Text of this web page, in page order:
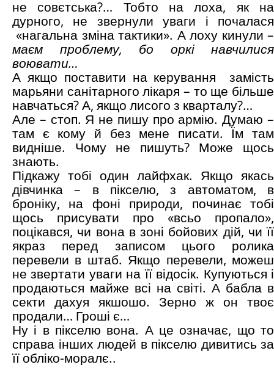
не совєтська?… Тобто на лоха, як на
дурного, не звернули уваги і почалася
«нагальна зміна тактики». А лоху кинули –
маєм проблему, бо оркі навчилися
воювати…
А якщо поставити на керування
замість
марьяни санітарного лікаря – то ще більше
навчаться? А, якщо лисого з кварталу?…
Але – стоп. Я не пишу про армію. Думаю –
там є кому й без мене писати. Їм там
видніше. Чому не пишуть? Може щось
знають.
Підкажу тобі один лайфхак. Якщо якась
дівчинка – в пікселю, з автоматом, в
броніку, на фоні природи, починає тобі
щось присувати про «всьо пропало»,
поцікався, чи вона в зоні бойових дій, чи її
якраз перед записом цього ролика
перевели в штаб. Якщо перевели, можеш
не звертати уваги на її відосік. Купуються і
продаються майже всі на світі. А бабла в
секти дахуя якшошо. Зерно ж он твоє
продали… Гроші є…
Ну і в пікселю вона. А це означає, що то
справа інших людей в пікселю дивитись за
її обліко-моралє..